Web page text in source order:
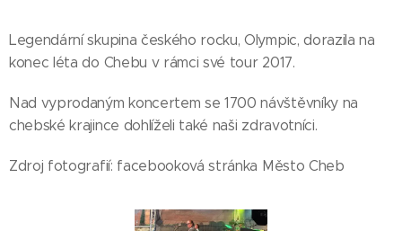
Legendární skupina českého rocku, Olympic, dorazila na
konec léta do Chebu v rámci své tour 2017.
Nad vyprodaným koncertem se 1700 návštěvníky na
chebské krajince dohlíželi také naši zdravotníci.
Zdroj fotografií: facebooková stránka Město Cheb